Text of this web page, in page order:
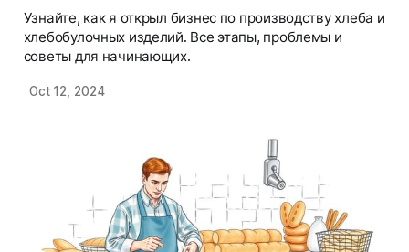
Узнайте, как я открыл бизнес по производству хлеба и
хлебобулочных изделий. Все этапы, проблемы и
советы для начинающих.
Oct 12, 2024